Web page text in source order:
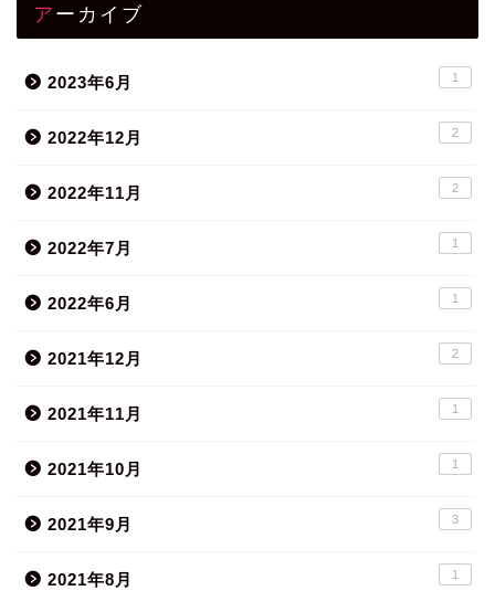
アーカイブ
2023年6月 1
2022年12月 2
2022年11月 2
2022年7月 1
2022年6月 1
2021年12月 2
2021年11月 1
2021年10月 1
2021年9月 3
2021年8月 1